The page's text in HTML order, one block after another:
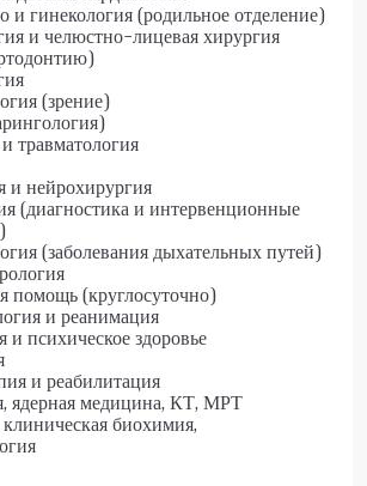
и гинекология (родильное отделение)
и челюстно-лицевая хирургия
(зрение)
травматология
и нейрохирургия
(диагностика и интервенционные
(заболевания дыхательных путей)
помощь (круглосуточно)
и реанимация
и психическое здоровье
и реабилитация
ядерная медицина, КТ, МРТ
биохимия,